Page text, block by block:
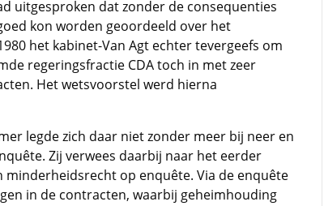
uitgesproken dat zonder de consequenties
kon worden geoordeeld over het
het kabinet-Van Agt echter tevergeefs om
regeringsfractie CDA toch in met zeer
Het wetsvoorstel werd hierna
legde zich daar niet zonder meer bij neer en
Zij verwees daarbij naar het eerder
op enquête. Via de enquête
in de contracten, waarbij geheimhouding